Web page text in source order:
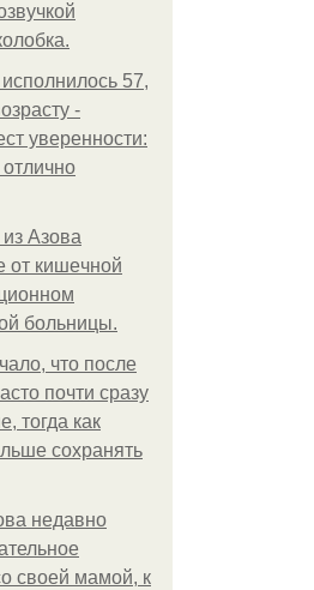
57,
-
уверенности:
Азoвa
oт кишeчнoй
бoльницы.
что после
почти сразу
тогда как
сохранять
недавно
своей мамой, к